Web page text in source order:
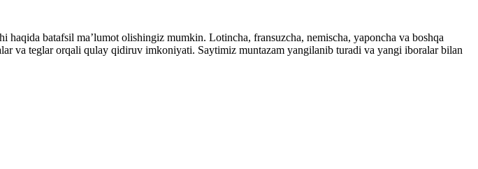
batafsil maʼlumot olishingiz mumkin. Lotincha, fransuzcha, nemischa, yaponcha va boshqa
va teglar orqali qulay qidiruv imkoniyati. Saytimiz muntazam yangilanib turadi va yangi iboralar bilan